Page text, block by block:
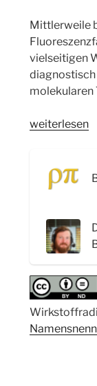
Mittlerweile
vielseitigen
diagnostisch
molekularen
„WSR081
Diagnose
Therapie
Interview
Dr.
Johannes
Broichhagen“
weiterlesen